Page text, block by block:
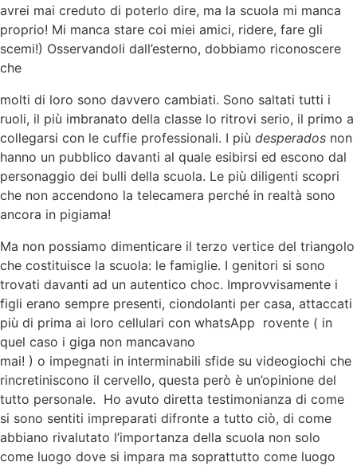
avrei mai creduto di poterlo dire, ma la scuola mi manca
proprio! Mi manca stare coi miei amici, ridere, fare gli
scemi!) Osservandoli dall’esterno, dobbiamo riconoscere
che
molti di loro sono davvero cambiati. Sono saltati tutti i
ruoli, il più imbranato della classe lo ritrovi serio, il primo a
collegarsi con le cuffie professionali. I più desperados non
hanno un pubblico davanti al quale esibirsi ed escono dal
personaggio dei bulli della scuola. Le più diligenti scopri
che non accendono la telecamera perché in realtà sono
ancora in pigiama!
Ma non possiamo dimenticare il terzo vertice del triangolo
che costituisce la scuola: le famiglie. I genitori si sono
trovati davanti ad un autentico choc. Improvvisamente i
figli erano sempre presenti, ciondolanti per casa, attaccati
più di prima ai loro cellulari con whatsApp rovente ( in
quel caso i giga non mancavano
mai! ) o impegnati in interminabili sfide su videogiochi che
rincretiniscono il cervello, questa però è un’opinione del
tutto personale. Ho avuto diretta testimonianza di come
si sono sentiti impreparati difronte a tutto ciò, di come
abbiano rivalutato l’importanza della scuola non solo
come luogo dove si impara ma soprattutto come luogo